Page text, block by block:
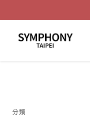
分類